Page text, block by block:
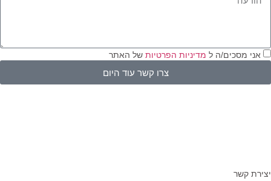
אני מסכים/ה למדיניות הפרטיותשל האתר
צרו קשר עוד היום
קשר